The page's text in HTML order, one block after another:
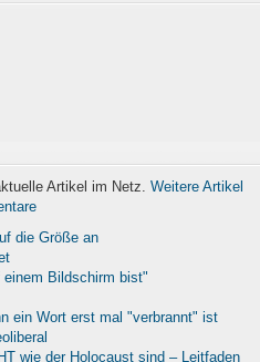
Artikel im Netz. Weitere Artikel
die Größe an
Bildschirm bist"
ein Wort erst mal "verbrannt" ist
wie der Holocaust sind – Leitfaden